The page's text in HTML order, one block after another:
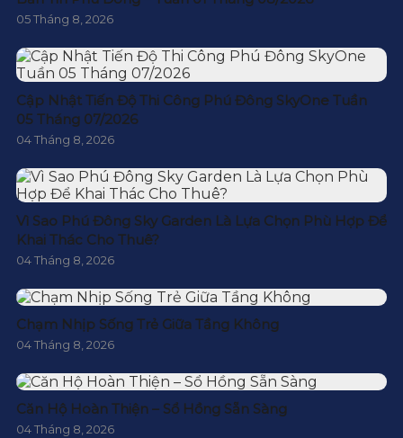
05 Tháng 8, 2026
Cập Nhật Tiến Độ Thi Công Phú Đông SkyOne Tuần
05 Tháng 07/2026
04 Tháng 8, 2026
Vì Sao Phú Đông Sky Garden Là Lựa Chọn Phù Hợp Để
Khai Thác Cho Thuê?
04 Tháng 8, 2026
Chạm Nhịp Sống Trẻ Giữa Tầng Không
04 Tháng 8, 2026
Căn Hộ Hoàn Thiện – Sổ Hồng Sẵn Sàng
04 Tháng 8, 2026